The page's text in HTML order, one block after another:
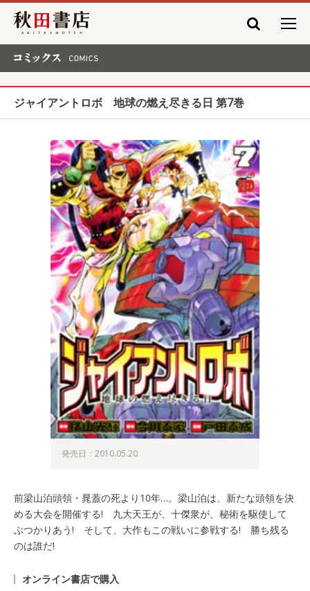
秋田書店
ジャイアントロボ 地球の燃え尽きる日 第7巻
発売日：2010.05.20
前梁山泊頭領・晁蓋の死より10年…。梁山泊は、新たな頭領を決
める大会を開催する! 九大天王が、十傑衆が、秘術を駆使して
ぶつかりあう! そして、大作もこの戦いに参戦する! 勝ち残る
のは誰だ!
オンライン書店で購入